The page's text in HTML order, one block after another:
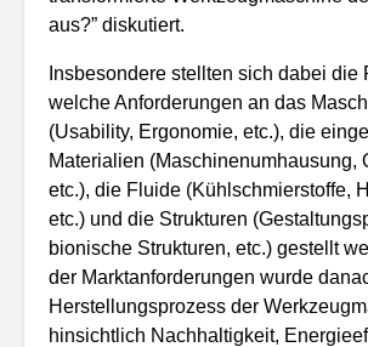
aus?” diskutiert.
Insbesondere stellten sich dabei die
welche Anforderungen an das
(Usability, Ergonomie, etc.), die
Materialien (Maschinenumhausung,
etc.), die Fluide (Kühlschmierstoffe,
etc.) und die Strukturen
bionische Strukturen, etc.) gestellt
der Marktanforderungen wurde
Herstellungsprozess der
hinsichtlich Nachhaltigkeit,